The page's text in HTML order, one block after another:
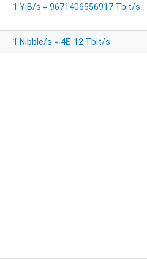
1 YiB/s = 9671406556917 Tbit/s
1 Nibble/s = 4E-12 Tbit/s